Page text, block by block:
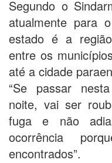
Segundo o
atualmente para
estado é a
entre os
até a cidade
“Se passar
noite, vai ser
fuga e não
ocorrência
encontrados”.